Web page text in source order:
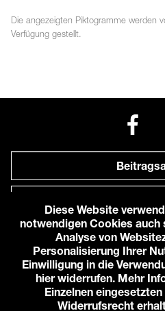
Die angezeigten Piktogramme werden
Verfügung gestellt.
Anfahrt
© 2026
Diese Website
notwendigen Cookies auch
Analyse von
Personalisierung Ihrer
Einwilligung in die
hier widerrufen. Mehr
Einzelnen
Widerrufsrecht